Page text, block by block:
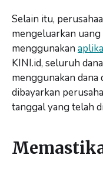
Selain itu,
mengeluarkan
menggunakan
KINI.id, seluruh
menggunakan dana
dibayarkan
tanggal yang telah